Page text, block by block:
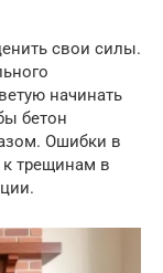
свои силы.
начинать
бетон
Ошибки в
к трещинам в